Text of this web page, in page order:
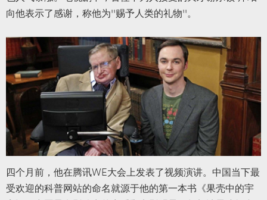
向他表示了感谢，称他为“赐予人类的礼物”。
四个月前，他在腾讯WE大会上发表了视频演讲。中国当下最
受欢迎的科普网站的命名就源于他的第一本书《果壳中的宇